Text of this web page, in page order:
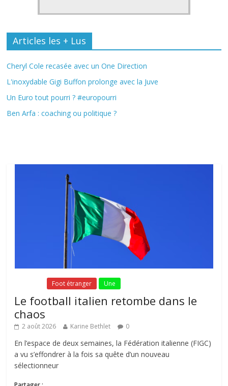
Articles les + Lus
Cheryl Cole recasée avec un One Direction
L'inoxydable Gigi Buffon prolonge avec la Juve
Un Euro tout pourri ? #europourri
Ben Arfa : coaching ou politique ?
Foot étranger Une
Le football italien retombe dans le
chaos
2 août 2026 Karine Bethlet 0
En l’espace de deux semaines, la Fédération italienne (FIGC)
a vu s’effondrer à la fois sa quête d’un nouveau
sélectionneur